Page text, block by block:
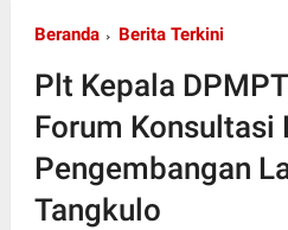
Beranda Berita Terkini
Plt Kepala
Forum Konsultasi
Pengembangan
Tangkulo